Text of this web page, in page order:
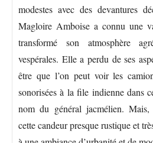
modestes avec des devantures
Magloire Amboise a connu une
transformé son atmosphère
vespérales. Elle a perdu de ses
être que l’on peut voir les
sonorisées à la file indienne dans
nom du général jacmélien. Mais,
cette candeur presque rustique et